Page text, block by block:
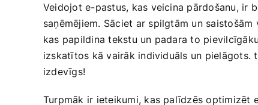
Veidojot e-pastus, kas veicina ​pārdošanu, ir
saņēmējiem. Sāciet ar spilgtām un
‍kas papildina tekstu un padara to
izskatītos kā vairāk individuāls un pielāgots.‍
izdevīgs!
Turpmāk ir ieteikumi, kas‌ palīdzēs optimizēt